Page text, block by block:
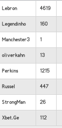
Lebron 4619
Legendinho 160
Manchester3 1
oliverkahn 13
Perkins 1215
Russel 447
StrongMan 26
Xbet.Ge 112